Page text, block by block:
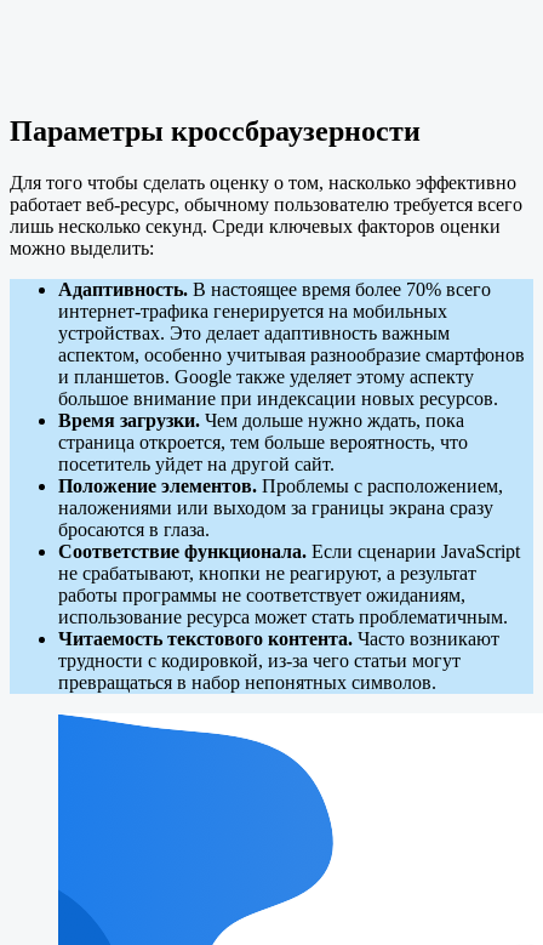
Параметры кроссбраузерности
Для того чтобы сделать оценку о том, насколько эффективно
работает веб-ресурс, обычному пользователю требуется всего
лишь несколько секунд. Среди ключевых факторов оценки
можно выделить:
Адаптивность. В настоящее время более 70% всего
интернет-трафика генерируется на мобильных
устройствах. Это делает адаптивность важным
аспектом, особенно учитывая разнообразие смартфонов
и планшетов. Google также уделяет этому аспекту
большое внимание при индексации новых ресурсов.
Время загрузки. Чем дольше нужно ждать, пока
страница откроется, тем больше вероятность, что
посетитель уйдет на другой сайт.
Положение элементов. Проблемы с расположением,
наложениями или выходом за границы экрана сразу
бросаются в глаза.
Соответствие функционала. Если сценарии JavaScript
не срабатывают, кнопки не реагируют, а результат
работы программы не соответствует ожиданиям,
использование ресурса может стать проблематичным.
Читаемость текстового контента. Часто возникают
трудности с кодировкой, из-за чего статьи могут
превращаться в набор непонятных символов.